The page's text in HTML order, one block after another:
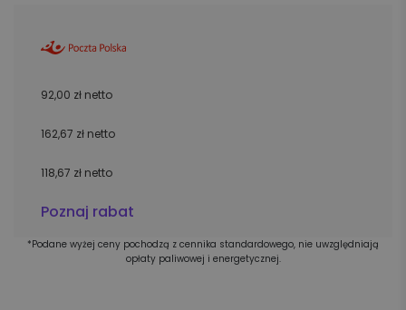
92,00 zł netto
162,67 zł netto
118,67 zł netto
Poznaj rabat
*Podane wyżej ceny pochodzą z cennika standardowego, nie uwzględniają
opłaty paliwowej i energetycznej.